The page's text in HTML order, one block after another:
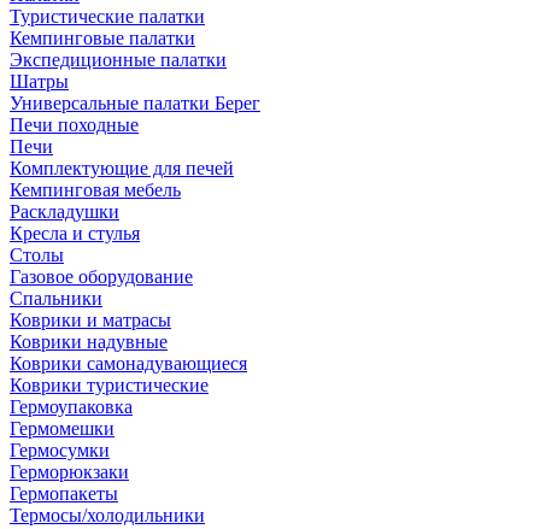
Туристические палатки
Кемпинговые палатки
Экспедиционные палатки
Шатры
Универсальные палатки Берег
Печи походные
Печи
Комплектующие для печей
Кемпинговая мебель
Раскладушки
Кресла и стулья
Столы
Газовое оборудование
Спальники
Коврики и матрасы
Коврики надувные
Коврики самонадувающиеся
Коврики туристические
Гермоупаковка
Гермомешки
Гермосумки
Герморюкзаки
Гермопакеты
Термосы/холодильники